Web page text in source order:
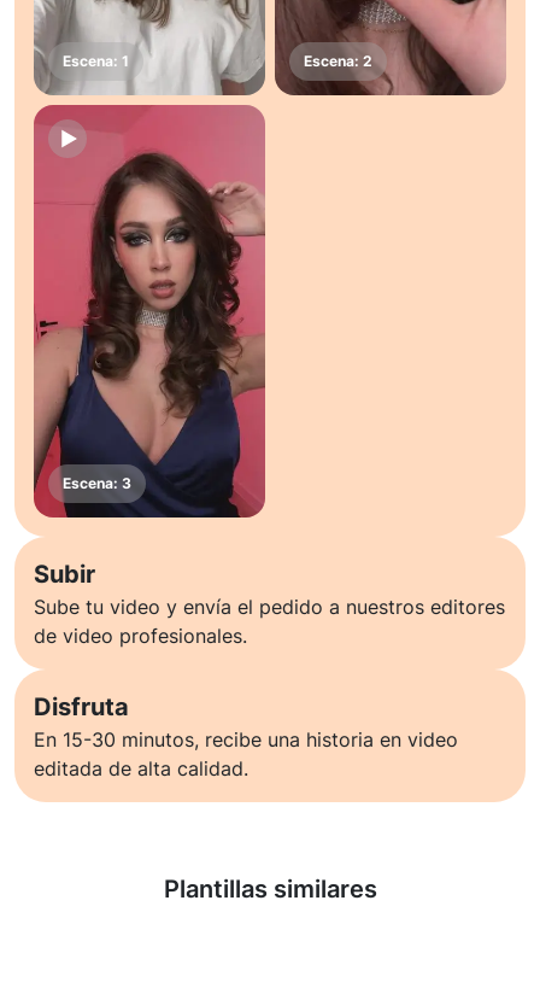
Subir
Sube tu video y envía el pedido a nuestros editores
de video profesionales.
Disfruta
En 15-30 minutos, recibe una historia en video
editada de alta calidad.
Plantillas similares
Saber más